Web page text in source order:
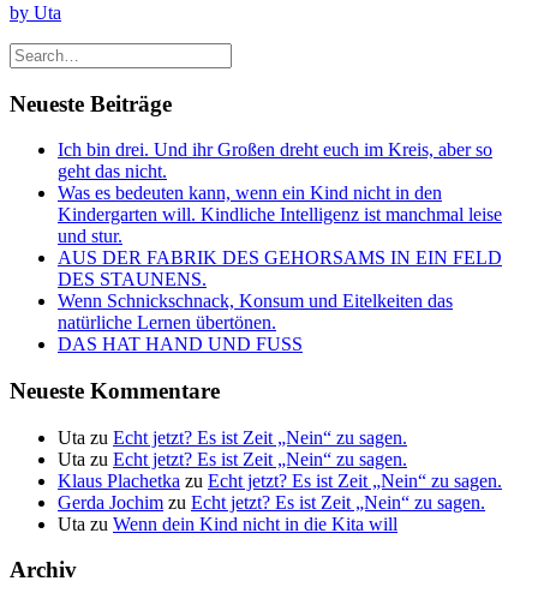
by Uta
Neueste Beiträge
Ich bin drei. Und ihr Großen dreht euch im Kreis, aber so
geht das nicht.
Was es bedeuten kann, wenn ein Kind nicht in den
Kindergarten will. Kindliche Intelligenz ist manchmal leise
und stur.
AUS DER FABRIK DES GEHORSAMS IN EIN FELD
DES STAUNENS.
Wenn Schnickschnack, Konsum und Eitelkeiten das
natürliche Lernen übertönen.
DAS HAT HAND UND FUSS
Neueste Kommentare
Uta zu Echt jetzt? Es ist Zeit „Nein“ zu sagen.
Uta zu Echt jetzt? Es ist Zeit „Nein“ zu sagen.
Klaus Plachetka zu Echt jetzt? Es ist Zeit „Nein“ zu sagen.
Gerda Jochim zu Echt jetzt? Es ist Zeit „Nein“ zu sagen.
Uta zu Wenn dein Kind nicht in die Kita will
Archiv